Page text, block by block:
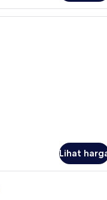
Kamar Twin Standar |
Lihat